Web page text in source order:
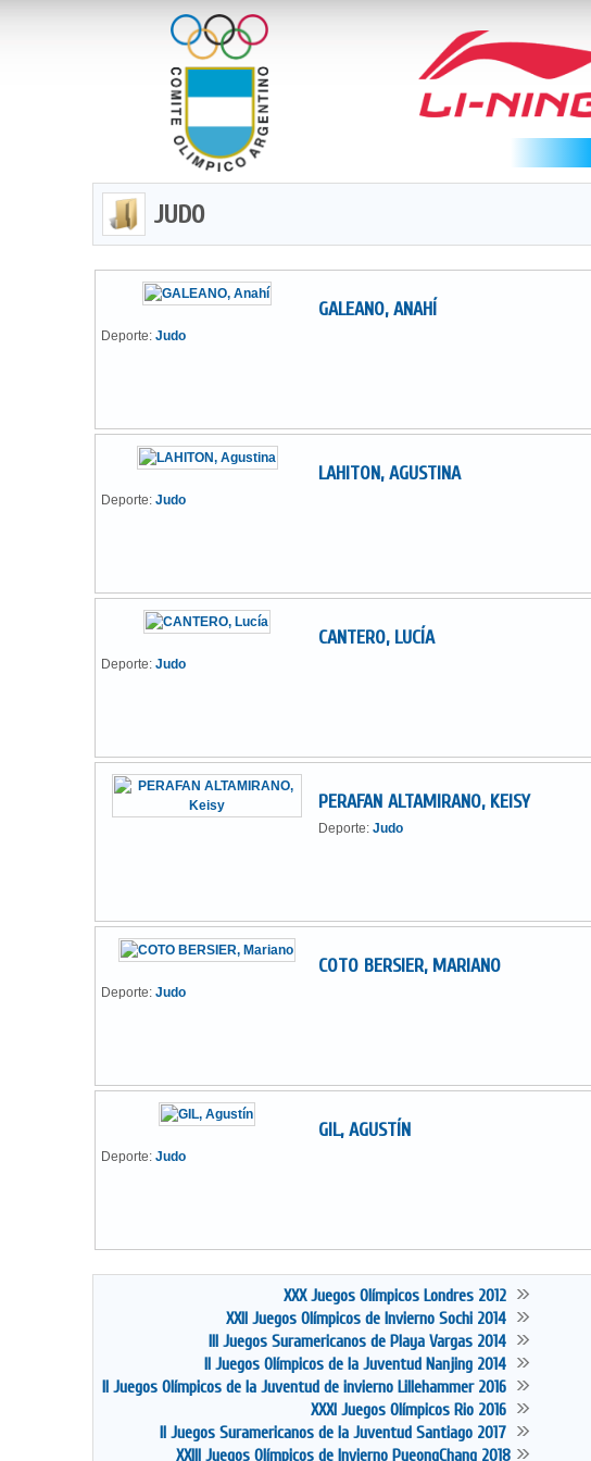
JUDO
GALEANO, ANAHÍ
Deporte: Judo
LAHITON, AGUSTINA
Deporte: Judo
CANTERO, LUCÍA
Deporte: Judo
PERAFAN ALTAMIRANO, KEISY
Deporte: Judo
COTO BERSIER, MARIANO
Deporte: Judo
GIL, AGUSTÍN
Deporte: Judo
XXX Juegos Olímpicos Londres 2012
XXII Juegos Olímpicos de Invierno Sochi 2014
III Juegos Suramericanos de Playa Vargas 2014
II Juegos Olímpicos de la Juventud Nanjing 2014
II Juegos Olímpicos de la Juventud de invierno Lillehammer 2016
XXXI Juegos Olímpicos Rio 2016
II Juegos Suramericanos de la Juventud Santiago 2017
XXIII Juegos Olímpicos de Invierno PyeongChang 2018